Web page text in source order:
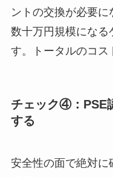
ントの交換が必要
数十万円規模になる
す。トータルのコス
チェック④：PSE
する
安全性の面で絶対に